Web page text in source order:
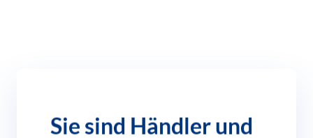
Sie sind Händler und